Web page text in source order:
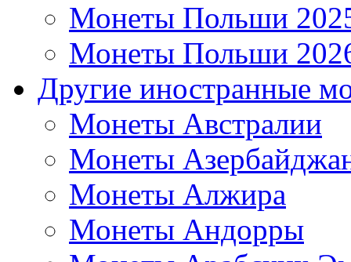
Монеты Польши
Монеты Польши
Другие иностранные
Монеты Австралии
Монеты
Монеты Алжира
Монеты Андорры